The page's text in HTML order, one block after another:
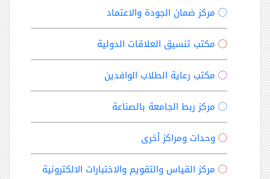
مركز ضمان الجودة والاعتماد
مكتب تنسيق العلاقات الدولية
مكتب رعاية الطلاب الوافدين
مركز ربط الجامعة بالصناعة
وحدات ومراكز أخرى
مركز القياس والتقويم والاختبارات الالكترونية